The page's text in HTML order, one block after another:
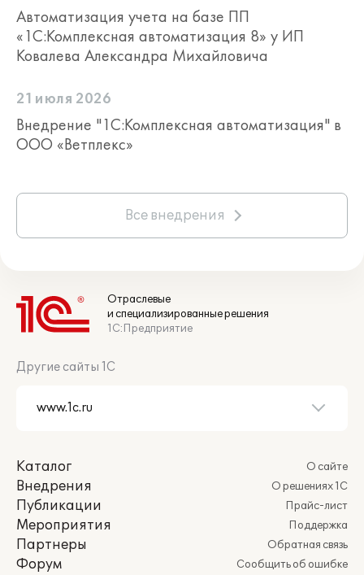
Автоматизация учета на базе ПП
«1С:Комплексная автоматизация 8» у ИП
Ковалева Александра Михайловича
21 июля 2026
Внедрение "1С:Комплексная автоматизация" в
ООО «Ветплекс»
Все внедрения
Отраслевые
и специализированные решения
1С:Предприятие
Другие сайты 1С
Каталог
Внедрения
Публикации
Мероприятия
Партнеры
Форум
О сайте
О решениях 1С
Прайс-лист
Поддержка
Обратная связь
Сообщить об ошибке